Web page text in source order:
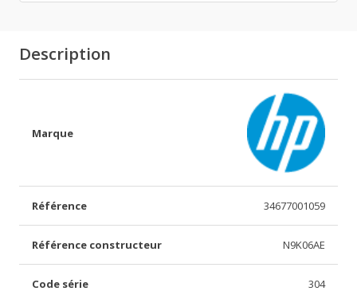
Description
Marque
Référence 34677001059
Référence constructeur N9K06AE
Code série 304